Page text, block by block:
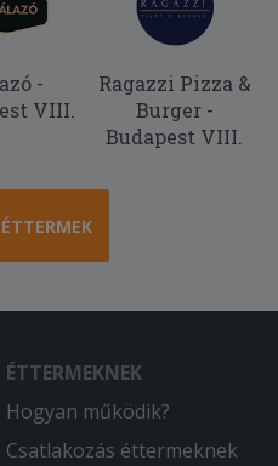
-
VIII.
Ragazzi Pizza &
Burger -
Budapest VIII.
ÉTTERMEKNEK
Hogyan működik?
Csatlakozás éttermeknek